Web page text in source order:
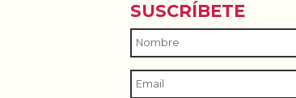
SUSCRÍBETE